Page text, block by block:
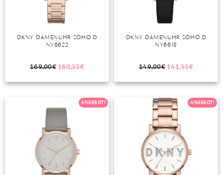
DKNY DAMENUHR SOHO D
NY6622
169,00€ 160,55€
DKNY DAMENUHR SOHO D
NY6618
149,00€ 141,55€
ANGEBOT! ANGEBOT!